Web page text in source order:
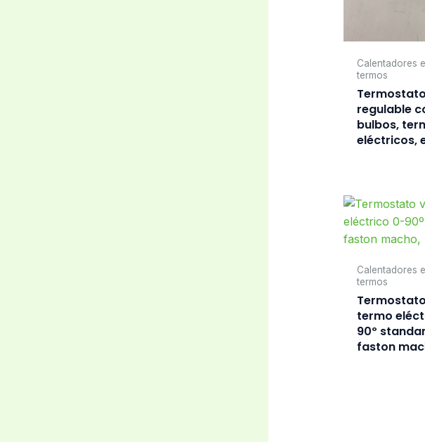
Calentadores
termos
Termostato
regulable
bulbos,
eléctricos,
Calentadores
termos
termo
90º
faston